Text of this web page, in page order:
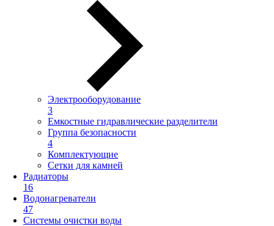
Электрооборудование
3
Емкостные гидравлические разделители
Группа безопасности
4
Комплектующие
Сетки для камней
Радиаторы
16
Водонагреватели
47
Системы очистки воды